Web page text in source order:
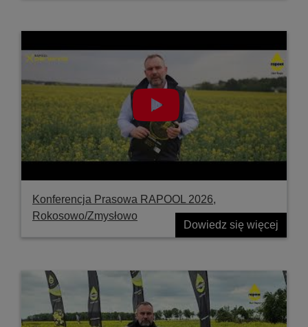
Konferencja Prasowa RAPOOL 2026,
Rokosowo/Zmysłowo
Dowiedz się więcej